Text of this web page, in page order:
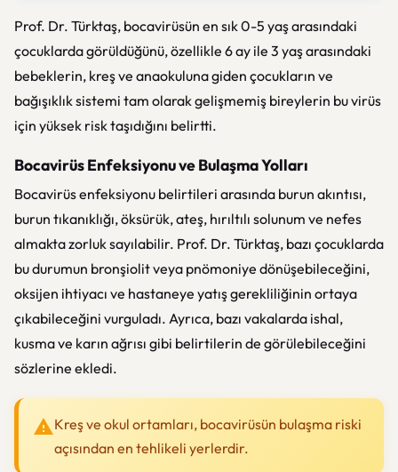
Prof. Dr. Türktaş, bocavirüsün en sık 0-5 yaş arasındaki
çocuklarda görüldüğünü, özellikle 6 ay ile 3 yaş arasındaki
bebeklerin, kreş ve anaokuluna giden çocukların ve
bağışıklık sistemi tam olarak gelişmemiş bireylerin bu virüs
için yüksek risk taşıdığını belirtti.
Bocavirüs Enfeksiyonu ve Bulaşma Yolları
Bocavirüs enfeksiyonu belirtileri arasında burun akıntısı,
burun tıkanıklığı, öksürük, ateş, hırıltılı solunum ve nefes
almakta zorluk sayılabilir. Prof. Dr. Türktaş, bazı çocuklarda
bu durumun bronşiolit veya pnömoniye dönüşebileceğini,
oksijen ihtiyacı ve hastaneye yatış gerekliliğinin ortaya
çıkabileceğini vurguladı. Ayrıca, bazı vakalarda ishal,
kusma ve karın ağrısı gibi belirtilerin de görülebileceğini
sözlerine ekledi.
Kreş ve okul ortamları, bocavirüsün bulaşma riski
açısından en tehlikeli yerlerdir.